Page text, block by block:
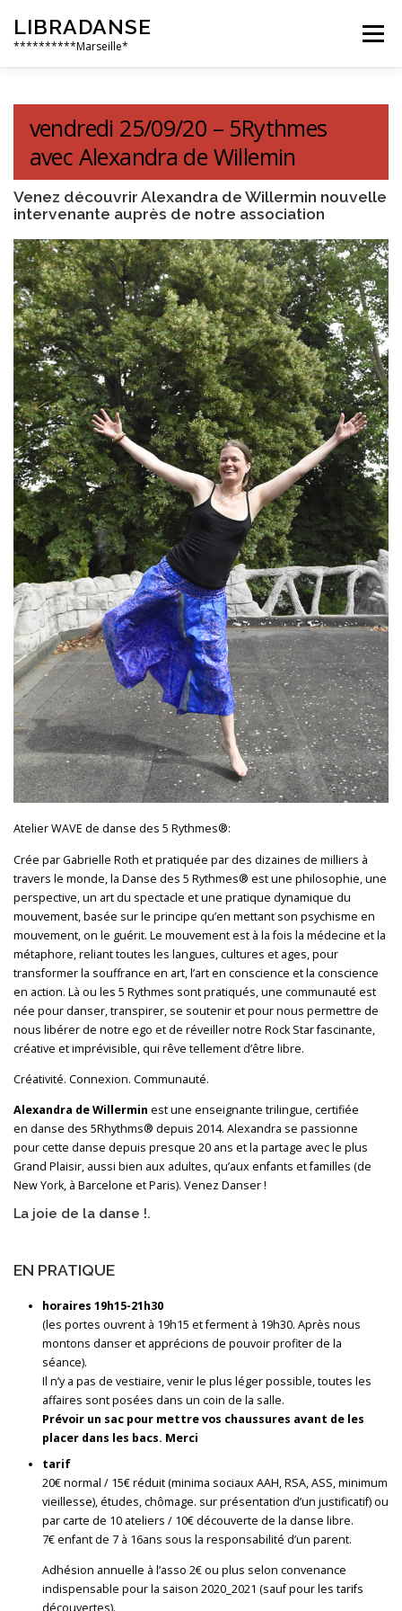
contenu
LIBRADANSE
**********Marseille*
Menu
QUI SOMMES NOUS LES DANSES LIBRES
EN PRATIQUE NOS ÉVÈNEMENTS AILLEURS
vendredi 25/09/20 – 5Rythmes
avec Alexandra de Willemin
Venez découvrir Alexandra de Willermin nouvelle
intervenante auprès de notre association
Atelier WAVE de danse des 5 Rythmes®:
Crée par Gabrielle Roth et pratiquée par des dizaines de milliers à
travers le monde, la Danse des 5 Rythmes® est une philosophie, une
perspective, un art du spectacle et une pratique dynamique du
mouvement, basée sur le principe qu’en mettant son psychisme en
mouvement, on le guérit. Le mouvement est à la fois la médecine et la
métaphore, reliant toutes les langues, cultures et ages, pour
transformer la souffrance en art, l’art en conscience et la conscience
en action. Là ou les 5 Rythmes sont pratiqués, une communauté est
née pour danser, transpirer, se soutenir et pour nous permettre de
nous libérer de notre ego et de réveiller notre Rock Star fascinante,
créative et imprévisible, qui rêve tellement d’être libre.
Créativité. Connexion. Communauté.
Alexandra de Willermin est une enseignante trilingue, certifiée
en danse des 5Rhythms® depuis 2014. Alexandra se passionne
pour cette danse depuis presque 20 ans et la partage avec le plus
Grand Plaisir, aussi bien aux adultes, qu’aux enfants et familles (de
New York, à Barcelone et Paris). Venez Danser !
La joie de la danse !.
EN PRATIQUE
horaires 19h15-21h30
(les portes ouvrent à 19h15 et ferment à 19h30. Après nous
montons danser et apprécions de pouvoir profiter de la
séance).
Il n’y a pas de vestiaire, venir le plus léger possible, toutes les
affaires sont posées dans un coin de la salle.
Prévoir un sac pour mettre vos chaussures avant de les
placer dans les bacs. Merci
tarif
20€ normal / 15€ réduit (minima sociaux AAH, RSA, ASS, minimum
vieillesse), études, chômage. sur présentation d’un justificatif) ou
par carte de 10 ateliers / 10€ découverte de la danse libre.
7€ enfant de 7 à 16ans sous la responsabilité d’un parent.
Adhésion annuelle à l’asso 2€ ou plus selon convenance
indispensable pour la saison 2020_2021 (sauf pour les tarifs
découvertes).